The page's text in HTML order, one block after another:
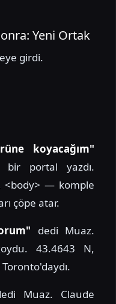
Yeni Ortak
girdi.
koyacağım"
portal yazdı.
<body> — komple
çöpe atar.
dedi Muaz.
43.4643 N,
Muaz. Claude